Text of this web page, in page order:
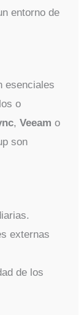
entorno de
esenciales
o
,Veeam o
son
externas
de los